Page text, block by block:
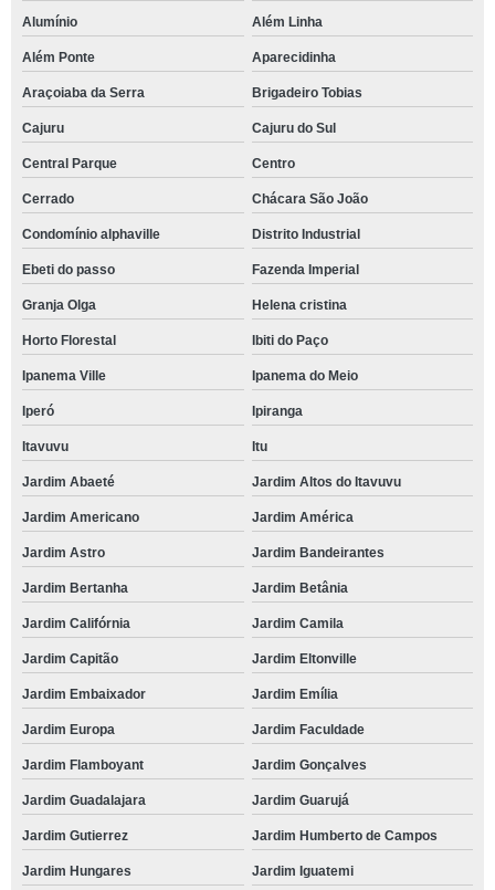
Alumínio Além Linha
Além Ponte Aparecidinha
Araçoiaba da Serra Brigadeiro Tobias
Cajuru Cajuru do Sul
Central Parque Centro
Cerrado Chácara São João
Condomínio alphaville Distrito Industrial
Ebeti do passo Fazenda Imperial
Granja Olga Helena cristina
Horto Florestal Ibiti do Paço
Ipanema Ville Ipanema do Meio
Iperó Ipiranga
Itavuvu Itu
Jardim Abaeté Jardim Altos do Itavuvu
Jardim Americano Jardim América
Jardim Astro Jardim Bandeirantes
Jardim Bertanha Jardim Betânia
Jardim Califórnia Jardim Camila
Jardim Capitão Jardim Eltonville
Jardim Embaixador Jardim Emília
Jardim Europa Jardim Faculdade
Jardim Flamboyant Jardim Gonçalves
Jardim Guadalajara Jardim Guarujá
Jardim Gutierrez Jardim Humberto de Campos
Jardim Hungares Jardim Iguatemi